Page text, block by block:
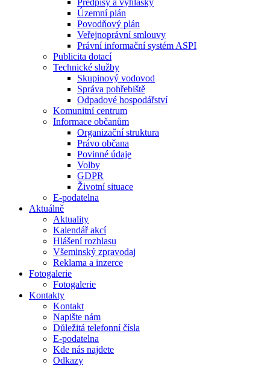
Předpisy a vyhlášky
Územní plán
Povodňový plán
Veřejnoprávní smlouvy
Právní informační systém ASPI
Publicita dotací
Technické služby
Skupinový vodovod
Správa pohřebiště
Odpadové hospodářství
Komunitní centrum
Informace občanům
Organizační struktura
Právo občana
Povinné údaje
Volby
GDPR
Životní situace
E-podatelna
Aktuálně
Aktuality
Kalendář akcí
Hlášení rozhlasu
Všeminský zpravodaj
Reklama a inzerce
Fotogalerie
Fotogalerie
Kontakty
Kontakt
Napište nám
Důležitá telefonní čísla
E-podatelna
Kde nás najdete
Odkazy